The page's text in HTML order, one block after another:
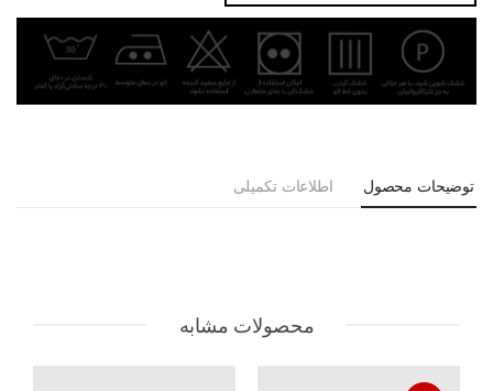
توضیحات محصول اطلاعات تکمیلی
محصولات مشابه